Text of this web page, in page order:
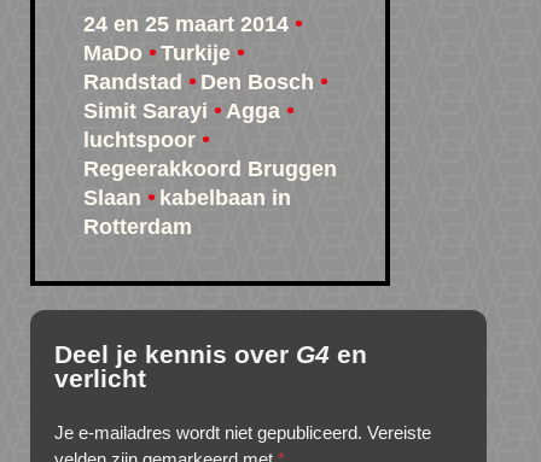
24 en 25 maart 2014
MaDo
Turkije
Randstad
Den Bosch
Simit Sarayi
Agga
luchtspoor
Regeerakkoord Bruggen
Slaan
kabelbaan in
Rotterdam
Deel je kennis over G4 en
verlicht
Je e-mailadres wordt niet gepubliceerd. Vereiste